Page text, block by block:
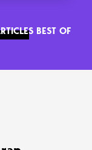
BEST OF